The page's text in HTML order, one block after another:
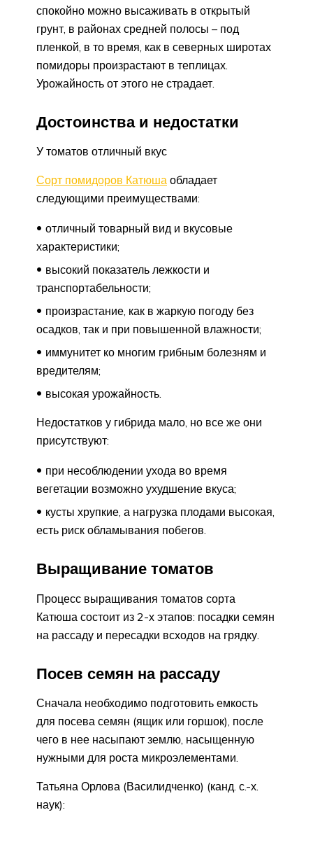
спокойно можно высаживать в открытый
грунт, в районах средней полосы – под
пленкой, в то время, как в северных широтах
помидоры произрастают в теплицах.
Урожайность от этого не страдает.
Достоинства и недостатки
У томатов отличный вкус
Сорт помидоров Катюша обладает
следующими преимуществами:
отличный товарный вид и вкусовые
характеристики;
высокий показатель лежкости и
транспортабельности;
произрастание, как в жаркую погоду без
осадков, так и при повышенной влажности;
иммунитет ко многим грибным болезням и
вредителям;
высокая урожайность.
Недостатков у гибрида мало, но все же они
присутствуют:
при несоблюдении ухода во время
вегетации возможно ухудшение вкуса;
кусты хрупкие, а нагрузка плодами высокая,
есть риск обламывания побегов.
Выращивание томатов
Процесс выращивания томатов сорта
Катюша состоит из 2-х этапов: посадки семян
на рассаду и пересадки всходов на грядку.
Посев семян на рассаду
Сначала необходимо подготовить емкость
для посева семян (ящик или горшок), после
чего в нее насыпают землю, насыщенную
нужными для роста микроэлементами.
Татьяна Орлова (Василидченко) (канд. с.-х.
наук):